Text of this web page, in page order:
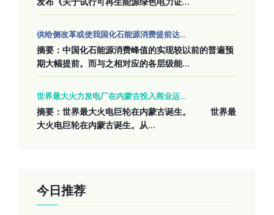
供给侧改革或使我国化石能源消费提前达...
摘要：中国化石能源消费峰值的实现较以前的普遍预
期大幅提前。而与之相对应的各层级能...
世界最大火力发电厂在内蒙古投入商业运...
摘要：世界最大火电巨轮在内蒙古诞生。 世界最
大火电巨轮在内蒙古诞生。从...
今日推荐